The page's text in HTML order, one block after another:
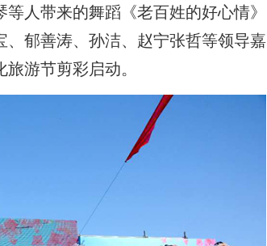
人带来的舞蹈《老百姓的好心情》
郁善涛、孙洁、赵宁张哲等领导嘉
游节剪彩启动。